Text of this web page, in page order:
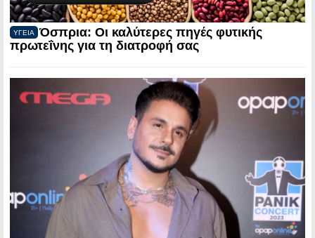
ΥΓΕΙΑ
Όσπρια: Οι καλύτερες πηγές φυτικής
πρωτεΐνης για τη διατροφή σας